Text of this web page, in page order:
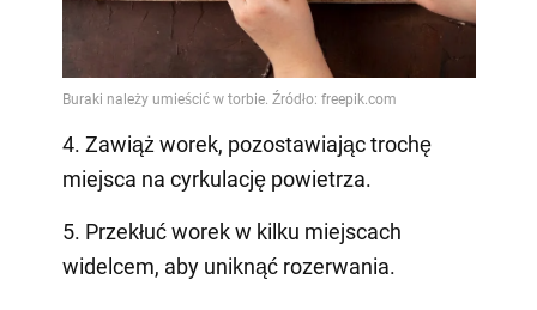
4. Zawiąż worek, pozostawiając trochę
miejsca na cyrkulację powietrza.
5. Przekłuć worek w kilku miejscach
widelcem, aby uniknąć rozerwania.